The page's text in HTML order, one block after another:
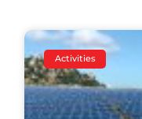
Activities